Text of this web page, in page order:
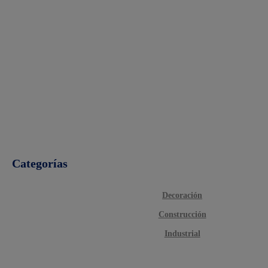
Categorías
Decoración
Construcción
Industrial